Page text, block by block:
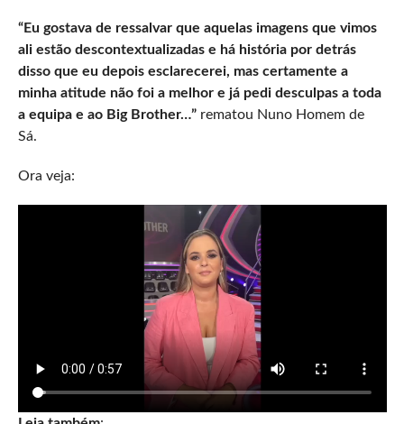
“Eu gostava de ressalvar que aquelas imagens que vimos
ali estão descontextualizadas e há história por detrás
disso que eu depois esclarecerei, mas certamente a
minha atitude não foi a melhor e já pedi desculpas a toda
a equipa e ao Big Brother…”rematou Nuno Homem de
Sá.
Ora veja: